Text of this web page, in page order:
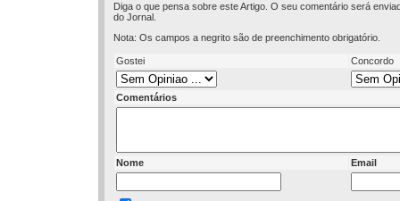
Diga o que pensa sobre este Artigo. O seu comentário será
do Jornal.
Nota: Os campos a negrito são de preenchimento obrigatório.
Gostei Concordo
Comentários
Nome Email